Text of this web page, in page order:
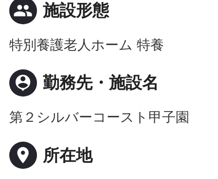
people 施設形態
特別養護老人ホーム 特養
person_pin 勤務先・施設名
第２シルバーコースト甲子園
place 所在地